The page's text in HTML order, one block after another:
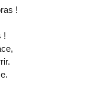
!
!